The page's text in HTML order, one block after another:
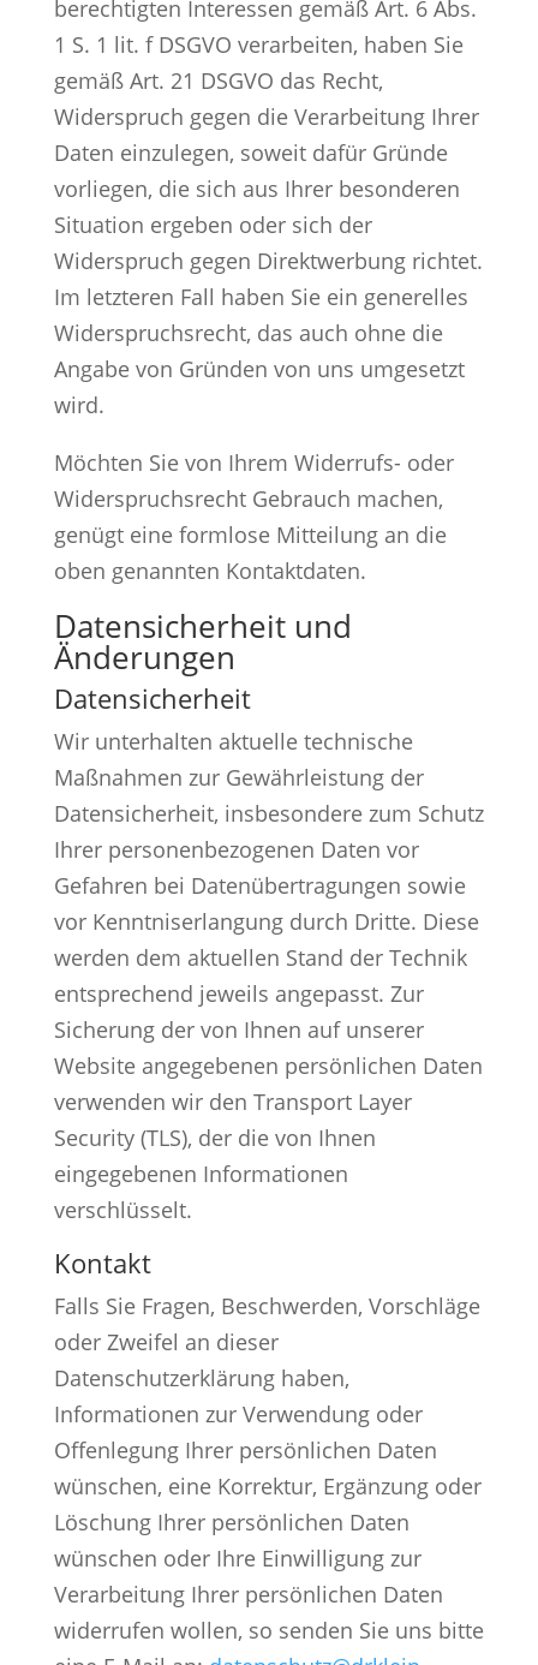
berechtigten Interessen gemäß Art. 6 Abs.
1 S. 1 lit. f DSGVO verarbeiten, haben Sie
gemäß Art. 21 DSGVO das Recht,
Widerspruch gegen die Verarbeitung Ihrer
Daten einzulegen, soweit dafür Gründe
vorliegen, die sich aus Ihrer besonderen
Situation ergeben oder sich der
Widerspruch gegen Direktwerbung richtet.
Im letzteren Fall haben Sie ein generelles
Widerspruchsrecht, das auch ohne die
Angabe von Gründen von uns umgesetzt
wird.
Möchten Sie von Ihrem Widerrufs- oder
Widerspruchsrecht Gebrauch machen,
genügt eine formlose Mitteilung an die
oben genannten Kontaktdaten.
Datensicherheit und
Änderungen
Datensicherheit
Wir unterhalten aktuelle technische
Maßnahmen zur Gewährleistung der
Datensicherheit, insbesondere zum Schutz
Ihrer personenbezogenen Daten vor
Gefahren bei Datenübertragungen sowie
vor Kenntniserlangung durch Dritte. Diese
werden dem aktuellen Stand der Technik
entsprechend jeweils angepasst. Zur
Sicherung der von Ihnen auf unserer
Website angegebenen persönlichen Daten
verwenden wir den Transport Layer
Security (TLS), der die von Ihnen
eingegebenen Informationen
verschlüsselt.
Kontakt
Falls Sie Fragen, Beschwerden, Vorschläge
oder Zweifel an dieser
Datenschutzerklärung haben,
Informationen zur Verwendung oder
Offenlegung Ihrer persönlichen Daten
wünschen, eine Korrektur, Ergänzung oder
Löschung Ihrer persönlichen Daten
wünschen oder Ihre Einwilligung zur
Verarbeitung Ihrer persönlichen Daten
widerrufen wollen, so senden Sie uns bitte